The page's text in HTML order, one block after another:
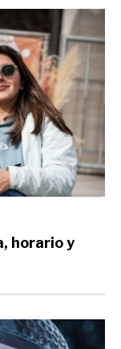
horario y